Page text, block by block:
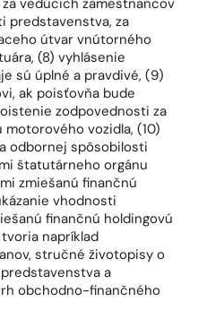
vedúcich zamestnancov
predstavenstva, za
útvar vnútorného
(8) vyhlásenie
sú úplné a pravdivé, (9)
ak poisťovňa bude
zodpovednosti za
vozidla, (10)
odbornej spôsobilosti
štatutárneho orgánu
zmiešanú finančnú
vhodnosti
finančnú holdingovú
napríklad
stručné životopisy o
a
obchodno-finančného